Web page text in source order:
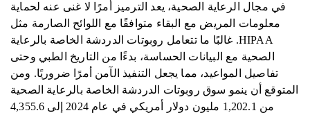
في مجال الرعاية الصحية، يعد الترميز أمرًا لا غنى عنه لحماية
معلومات المريض مع البقاء متوافقًا مع اللوائح الصارمة مثل
HIPAA. غالبًا ما تتعامل روبوتات الدردشة الخاصة بالرعاية
الصحية مع البيانات الحساسة، بدءًا من التاريخ الطبي وحتى
تفاصيل المواعيد، مما يجعل التنفيذ الآمن أمرًا ضروريًا. ومن
المتوقع أن ينمو سوق روبوتات الدردشة الخاصة بالرعاية الصحية
من 1,202.1 مليون دولار أمريكي في عام 2024 إلى 4,355.6